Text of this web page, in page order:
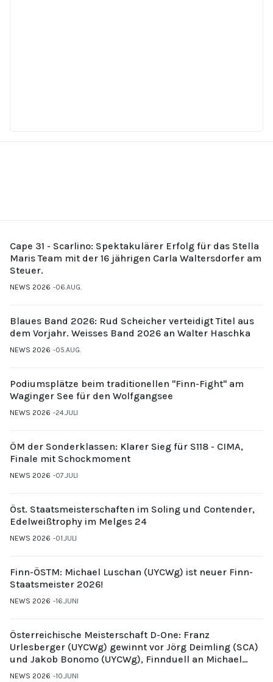
Cape 31 - Scarlino: Spektakulärer Erfolg für das Stella
Maris Team mit der 16 jährigen Carla Waltersdorfer am
Steuer.
NEWS 2026 06.AUG.
Blaues Band 2026: Rud Scheicher verteidigt Titel aus
dem Vorjahr. Weisses Band 2026 an Walter Haschka
NEWS 2026 05.AUG.
Podiumsplätze beim traditionellen "Finn-Fight" am
Waginger See für den Wolfgangsee
NEWS 2026 24.JULI
ÖM der Sonderklassen: Klarer Sieg für S118 - CIMA,
Finale mit Schockmoment
NEWS 2026 07.JULI
Öst. Staatsmeisterschaften im Soling und Contender,
Edelweißtrophy im Melges 24
NEWS 2026 01.JULI
Finn-ÖSTM: Michael Luschan (UYCWg) ist neuer Finn-
Staatsmeister 2026!
NEWS 2026 16.JUNI
Österreichische Meisterschaft D-One: Franz
Urlesberger (UYCWg) gewinnt vor Jörg Deimling (SCA)
und Jakob Bonomo (UYCWg), Finnduell an Michael
Gubi (UYCMo)
NEWS 2026 10.JUNI